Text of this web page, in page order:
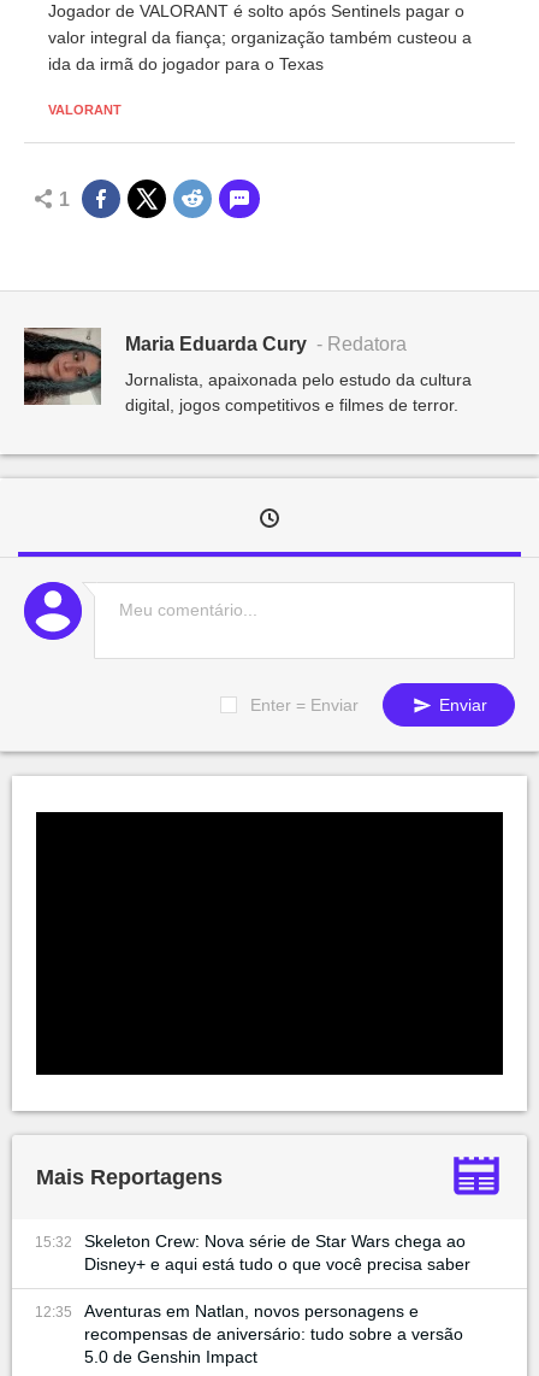
Jogador de VALORANT é solto após Sentinels pagar o
valor integral da fiança; organização também custeou a
ida da irmã do jogador para o Texas
VALORANT
1
Maria Eduarda Cury - Redatora
Jornalista, apaixonada pelo estudo da cultura
digital, jogos competitivos e filmes de terror.
Enter = Enviar Enviar
Mais Reportagens
15:32
Skeleton Crew: Nova série de Star Wars chega ao
Disney+ e aqui está tudo o que você precisa saber
12:35
Aventuras em Natlan, novos personagens e
recompensas de aniversário: tudo sobre a versão
5.0 de Genshin Impact